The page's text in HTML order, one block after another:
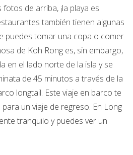
de arriba, ¡la playa es
también tienen algunas
puedes tomar una copa o comer
de Koh Rong es, sin embargo,
en el lado norte de la isla y se
de 45 minutos a través de la
longtail. Este viaje en barco te
un viaje de regreso. En Long
tranquilo y puedes ver un